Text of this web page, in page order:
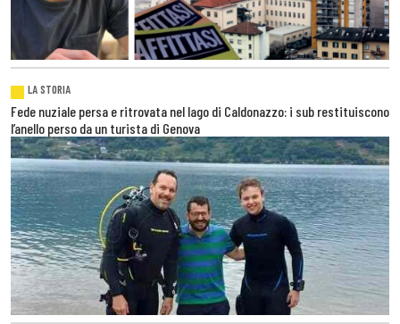
LA STORIA
Fede nuziale persa e ritrovata nel lago di Caldonazzo: i sub restituiscono
l’anello perso da un turista di Genova